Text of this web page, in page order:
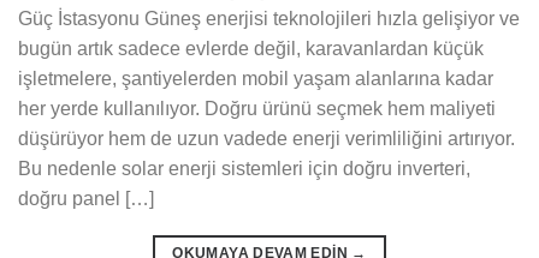
Güç İstasyonu Güneş enerjisi teknolojileri hızla gelişiyor ve
bugün artık sadece evlerde değil, karavanlardan küçük
işletmelere, şantiyelerden mobil yaşam alanlarına kadar
her yerde kullanılıyor. Doğru ürünü seçmek hem maliyeti
düşürüyor hem de uzun vadede enerji verimliliğini artırıyor.
Bu nedenle solar enerji sistemleri için doğru inverteri,
doğru panel […]
OKUMAYA DEVAM EDIN →